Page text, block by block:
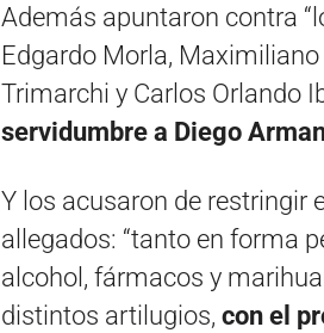
Además apuntaron contra
Edgardo Morla,
Trimarchi y Carlos Orlando
servidumbre a Diego
Y los acusaron de restringir
allegados: “tanto en forma
alcohol, fármacos y
distintos artilugios, con el